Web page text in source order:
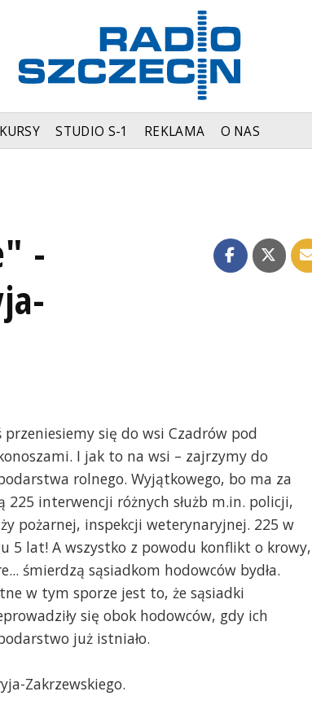
STUDIO S-1 REKLAMA O NAS
-
przeniesiemy się do wsi Czadrów pod
I jak to na wsi – zajrzymy do
rolnego. Wyjątkowego, bo ma za
225 interwencji różnych służb m.in. policji,
pożarnej, inspekcji weterynaryjnej. 225 w
5 lat! A wszystko z powodu konflikt o krowy,
śmierdzą sąsiadkom hodowców bydła.
w tym sporze jest to, że sąsiadki
się obok hodowców, gdy ich
już istniało.
Zakrzewskiego.